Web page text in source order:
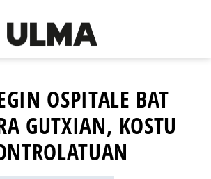
OSPITALE BAT
GUTXIAN, KOSTU